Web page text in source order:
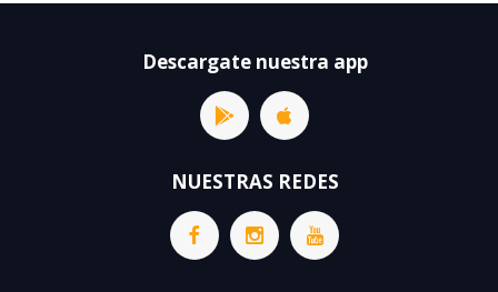
Descargate nuestra app
NUESTRAS REDES